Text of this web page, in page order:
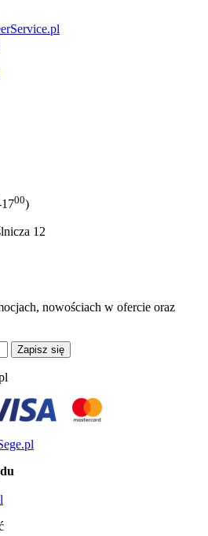
00)
12
nowościach w ofercie oraz
Zapisz się